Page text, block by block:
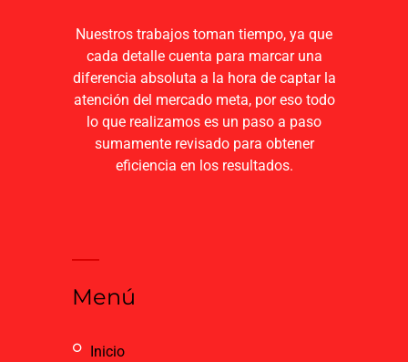
Nuestros trabajos toman tiempo, ya que
cada detalle cuenta para marcar una
diferencia absoluta a la hora de captar la
atención del mercado meta, por eso todo
lo que realizamos es un paso a paso
sumamente revisado para obtener
eficiencia en los resultados.
Menú
inicio